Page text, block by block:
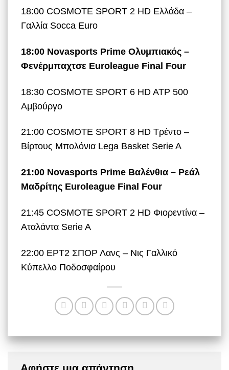
18:00 COSMOTE SPORT 2 HD Ελλάδα –
Γαλλία Socca Euro
18:00 Novasports Prime Ολυμπιακός –
Φενέρμπαχτσε Euroleague Final Four
18:30 COSMOTE SPORT 6 HD ATP 500
Αμβούργο
21:00 COSMOTE SPORT 8 HD Τρέντο –
Βίρτους Μπολόνια Lega Basket Serie A
21:00 Novasports Prime Βαλένθια – Ρεάλ
Μαδρίτης Euroleague Final Four
21:45 COSMOTE SPORT 2 HD Φιορεντίνα –
Αταλάντα Serie A
22:00 ΕΡΤ2 ΣΠΟΡ Λανς – Νις Γαλλικό
Κύπελλο Ποδοσφαίρου
Αφήστε μια απάντηση